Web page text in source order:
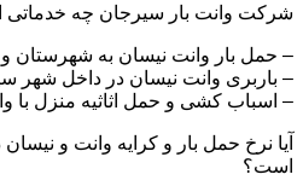
شرکت وانت بار سیرجان چه خدماتی
– حمل بار وانت نیسان به شهرستان
– باربری وانت نیسان در داخل شهر
– اسباب کشی و حمل اثاثیه منزل با
است؟